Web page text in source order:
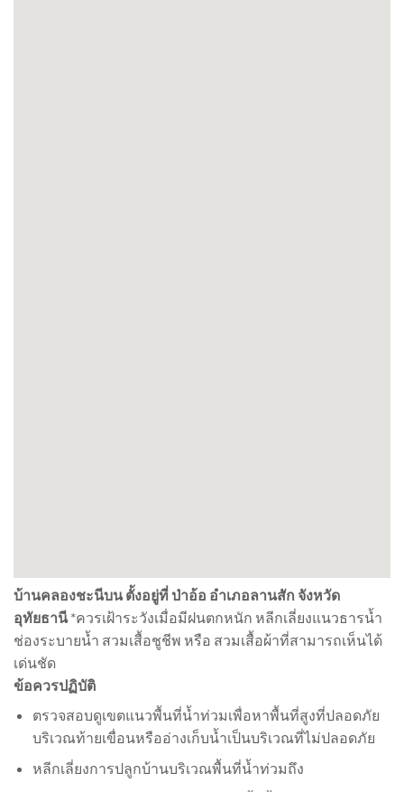
บ้านคลองชะนีบน ตั้งอยู่ที่ ป่าอ้อ อำเภอลานสัก จังหวัด
อุทัยธานี*ควรเฝ้าระวังเมื่อมีฝนตกหนัก หลีกเลี่ยงแนวธารน้ำ
ช่องระบายน้ำ สวมเสื้อชูชีพ หรือ สวมเสื้อผ้าที่สามารถเห็นได้
เด่นชัด
ข้อควรปฏิบัติ
ตรวจสอบดูเขตแนวพื้นที่น้ำท่วมเพื่อหาพื้นที่สูงที่ปลอดภัย
บริเวณท้ายเขื่อนหรืออ่างเก็บน้ำเป็นบริเวณที่ไม่ปลอดภัย
หลีกเลี่ยงการปลูกบ้านบริเวณพื้นที่น้ำท่วมถึง